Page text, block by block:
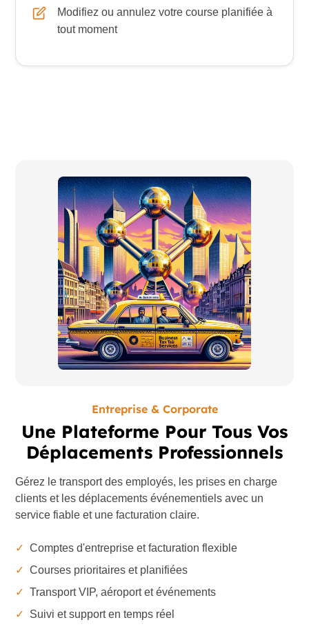
Modifiez ou annulez votre course planifiée à
tout moment
Entreprise & Corporate
Une Plateforme Pour Tous Vos
Déplacements Professionnels
Gérez le transport des employés, les prises en charge
clients et les déplacements événementiels avec un
service fiable et une facturation claire.
✓
Comptes d'entreprise et facturation flexible
✓
Courses prioritaires et planifiées
✓
Transport VIP, aéroport et événements
✓
Suivi et support en temps réel